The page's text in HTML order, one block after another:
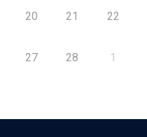
20 21 22
27 28 1